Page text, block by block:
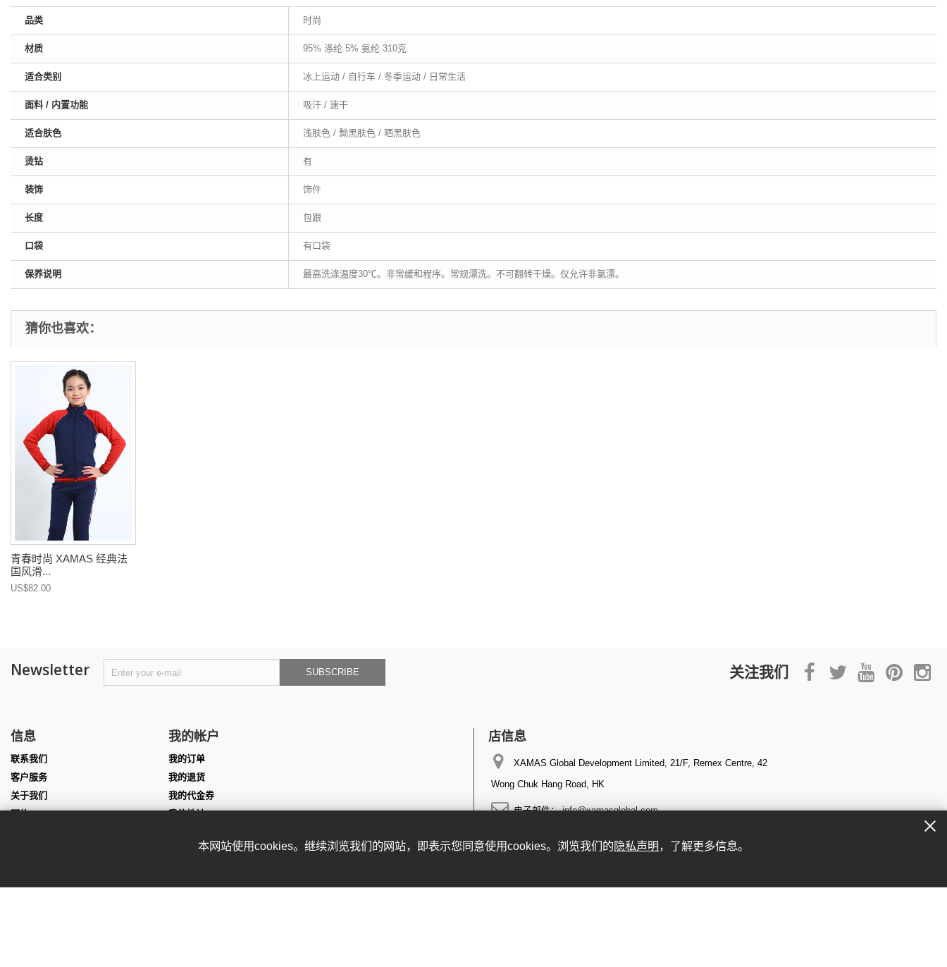
品类 时尚
材质 95% 涤纶 5% 氨纶 310克
适合类别 冰上运动 / 自行车 / 冬季运动 / 日常生活
面料 / 内置功能 吸汗 / 速干
适合肤色 浅肤色 / 黝黑肤色 / 晒黑肤色
烫钻 有
装饰 饰件
长度 包跟
口袋 有口袋
保养说明 最高洗涤温度30℃。非常缓和程序。常规漂洗。不可翻转干燥。仅允许非氯漂。
猜你也喜欢：
青春时尚 XAMAS 经典法
国风滑...
US$82.00
Newsletter SUBSCRIBE 关注我们
信息
联系我们
客户服务
关于我们
预约
我的帐户
我的订单
我的退货
我的代金券
我的地址
我的凭证
店信息
XAMAS Global Development Limited, 21/F, Remex Centre, 42
Wong Chuk Hang Road, HK
电子邮件：info@xamasglobal.com
本网站使用cookies。继续浏览我们的网站，即表示您同意使用cookies。浏览我们的隐私声明 ，了解更多信息。